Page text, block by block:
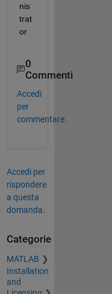
nis
trat
or
0
Commenti
Accedi
per
commentare.
Accedi per
rispondere
a questa
domanda.
Categorie
MATLAB
Installation
and